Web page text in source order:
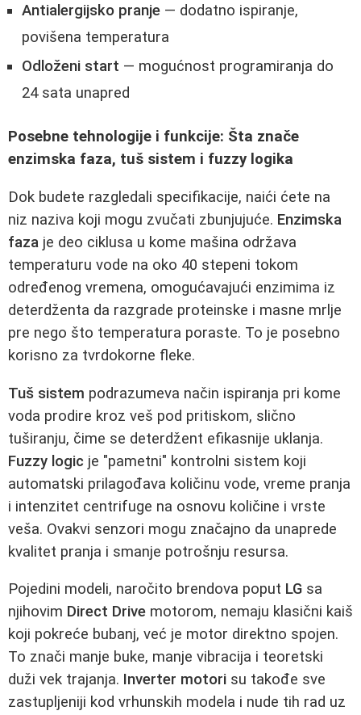
Antialergijsko pranje — dodatno ispiranje,
povišena temperatura
Odloženi start — mogućnost programiranja do
24 sata unapred
Posebne tehnologije i funkcije: Šta znače
enzimska faza, tuš sistem i fuzzy logika
Dok budete razgledali specifikacije, naići ćete na
niz naziva koji mogu zvučati zbunjujuće. Enzimska
faza je deo ciklusa u kome mašina održava
temperaturu vode na oko 40 stepeni tokom
određenog vremena, omogućavajući enzimima iz
deterdženta da razgrade proteinske i masne mrlje
pre nego što temperatura poraste. To je posebno
korisno za tvrdokorne fleke.
Tuš sistem podrazumeva način ispiranja pri kome
voda prodire kroz veš pod pritiskom, slično
tuširanju, čime se deterdžent efikasnije uklanja.
Fuzzy logic je "pametni" kontrolni sistem koji
automatski prilagođava količinu vode, vreme pranja
i intenzitet centrifuge na osnovu količine i vrste
veša. Ovakvi senzori mogu značajno da unaprede
kvalitet pranja i smanje potrošnju resursa.
Pojedini modeli, naročito brendova poput LG sa
njihovim Direct Drive motorom, nemaju klasični kaiš
koji pokreće bubanj, već je motor direktno spojen.
To znači manje buke, manje vibracija i teoretski
duži vek trajanja. Inverter motori su takođe sve
zastupljeniji kod vrhunskih modela i nude tih rad uz